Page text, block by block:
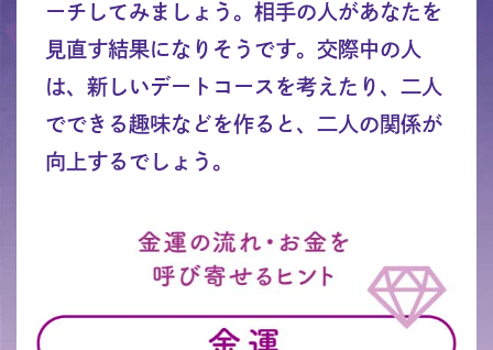
ーチしてみましょう。相手の人があなたを
見直す結果になりそうです。交際中の人
は、新しいデートコースを考えたり、二人
でできる趣味などを作ると、二人の関係が
向上するでしょう。